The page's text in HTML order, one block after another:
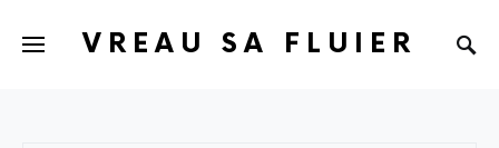
VREAU SA FLUIER